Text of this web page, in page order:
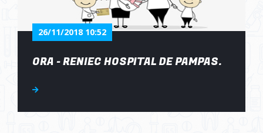
26/11/2018 10:52
ORA - RENIEC HOSPITAL DE PAMPAS.